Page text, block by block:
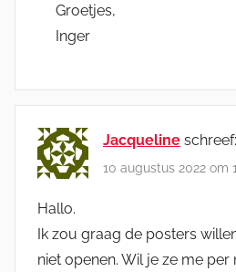
Groetjes,
Inger
Jacqueline schreef:
10 augustus 2022 om
Hallo.
Ik zou graag de posters
niet openen. Wil je ze me per